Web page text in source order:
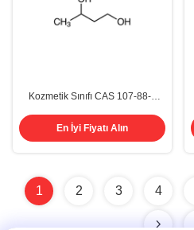
Kozmetik Sınıfı CAS 107-88-0
En İyi Fiyatı Alın
1 2 3 4